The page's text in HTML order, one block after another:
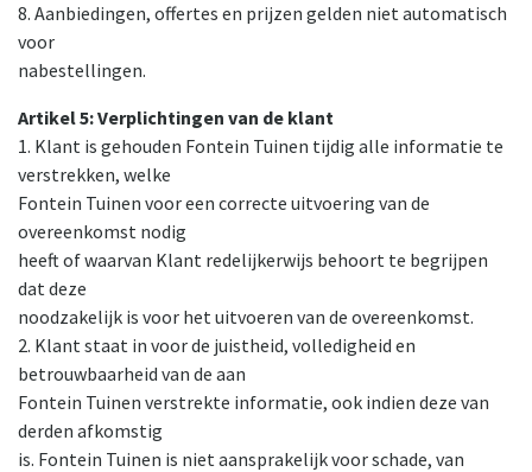
8. Aanbiedingen, offertes en prijzen gelden niet automatisch
voor
nabestellingen.
Artikel 5: Verplichtingen van de klant
1. Klant is gehouden Fontein Tuinen tijdig alle informatie te
verstrekken, welke
Fontein Tuinen voor een correcte uitvoering van de
overeenkomst nodig
heeft of waarvan Klant redelijkerwijs behoort te begrijpen
dat deze
noodzakelijk is voor het uitvoeren van de overeenkomst.
2. Klant staat in voor de juistheid, volledigheid en
betrouwbaarheid van de aan
Fontein Tuinen verstrekte informatie, ook indien deze van
derden afkomstig
is. Fontein Tuinen is niet aansprakelijk voor schade, van